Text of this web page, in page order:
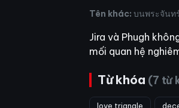
Tên khác: บนพระจันท
Jira và Phugh
mối quan hệ
Từ khóa (7 từ
love triangle